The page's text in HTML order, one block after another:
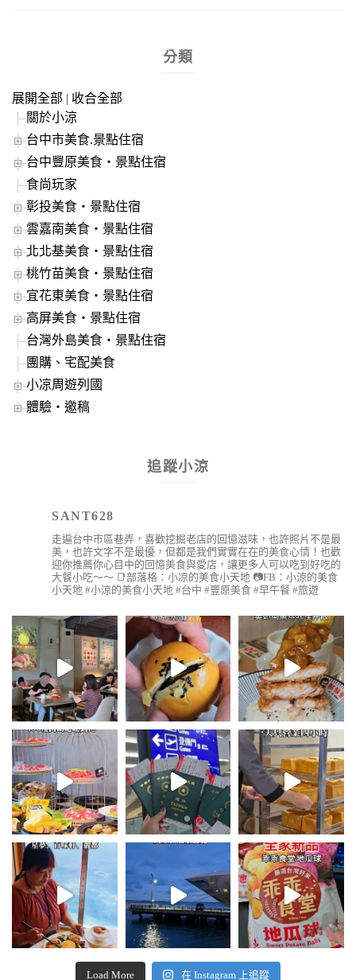
分類
展開全部 | 收合全部
關於小涼
台中市美食.景點住宿
台中豐原美食‧景點住宿
食尚玩家
彰投美食‧景點住宿
雲嘉南美食‧景點住宿
北北基美食‧景點住宿
桃竹苗美食‧景點住宿
宜花東美食‧景點住宿
高屏美食‧景點住宿
台灣外島美食‧景點住宿
團購、宅配美食
小凉周遊列國
體驗‧邀稿
追蹤小涼
SANT628
走遍台中市區巷弄，喜歡挖掘老店的回憶滋味，也許照片不是最
美，也許文字不是最優，但都是我們實實在在的美食心情！也歡
迎你推薦你心目中的回憶美食與愛店，讓更多人可以吃到好吃的
大餐小吃～～ 📑部落格：小凉的美食小天地 📷FB：小涼的美食
小天地 #小涼的美食小天地 #台中 #豐原美食 #早午餐 #旅遊
Load More 在 Instagram 上追蹤